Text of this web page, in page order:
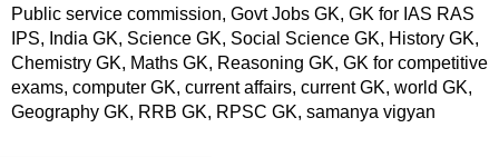
Public service commission, Govt Jobs GK, GK for IAS RAS
IPS, India GK, Science GK, Social Science GK, History GK,
Chemistry GK, Maths GK, Reasoning GK, GK for competitive
exams, computer GK, current affairs, current GK, world GK,
Geography GK, RRB GK, RPSC GK, samanya vigyan